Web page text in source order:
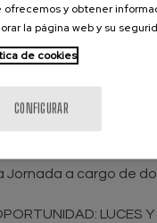
–segunda
los aspectos
asistentes inscritos.
Jornada a cargo de
ofrecemos y obtener
la página web y su
de cookies
CONFIGURAR